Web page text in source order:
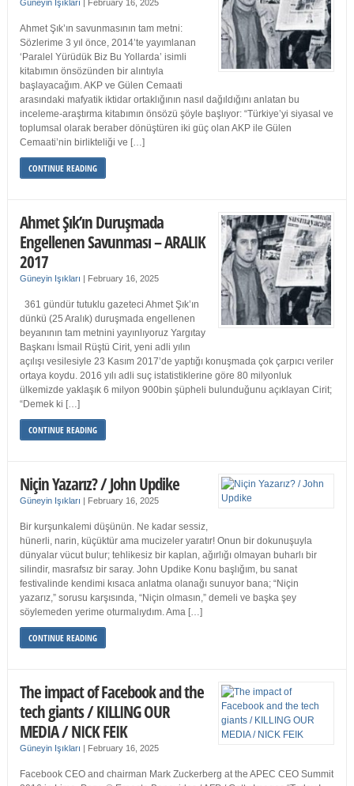
Güneyin Işıkları | February 16, 2025
Ahmet Şık’ın savunmasının tam metni:
Sözlerime 3 yıl önce, 2014’te yayımlanan
‘Paralel Yürüdük Biz Bu Yollarda’ isimli
kitabımın önsözünden bir alıntıyla
başlayacağım. AKP ve Gülen Cemaati
arasındaki mafyatik iktidar ortaklığının nasıl dağıldığını anlatan bu
inceleme-araştırma kitabımın önsözü şöyle başlıyor: “Türkiye’yi siyasal ve
toplumsal olarak beraber dönüştüren iki güç olan AKP ile Gülen
Cemaati’nin birlikteliği ve […]
CONTINUE READING
Ahmet Şık’ın Duruşmada
Engellenen Savunması – ARALIK
2017
Güneyin Işıkları | February 16, 2025
361 gündür tutuklu gazeteci Ahmet Şık’ın
dünkü (25 Aralık) duruşmada engellenen
beyanının tam metnini yayınlıyoruz Yargıtay
Başkanı İsmail Rüştü Cirit, yeni adli yılın
açılışı vesilesiyle 23 Kasım 2017’de yaptığı konuşmada çok çarpıcı veriler
ortaya koydu. 2016 yılı adli suç istatistiklerine göre 80 milyonluk
ülkemizde yaklaşık 6 milyon 900bin şüpheli bulunduğunu açıklayan Cirit;
“Demek ki […]
CONTINUE READING
Niçin Yazarız? / John Updike
Güneyin Işıkları | February 16, 2025
Bir kurşunkalemi düşünün. Ne kadar sessiz,
hünerli, narin, küçüktür ama mucizeler yaratır! Onun bir dokunuşuyla
dünyalar vücut bulur; tehlikesiz bir kaplan, ağırlığı olmayan buharlı bir
silindir, masrafsız bir saray. John Updike Konu başlığım, bu sanat
festivalinde kendimi kısaca anlatma olanağı sunuyor bana; “Niçin
yazarız,” sorusu karşısında, “Niçin olmasın,” demeli ve başka şey
söylemeden yerime oturmalıydım. Ama […]
CONTINUE READING
The impact of Facebook and the
tech giants / KILLING OUR
MEDIA / NICK FEIK
Güneyin Işıkları | February 16, 2025
Facebook CEO and chairman Mark Zuckerberg at the APEC CEO Summit